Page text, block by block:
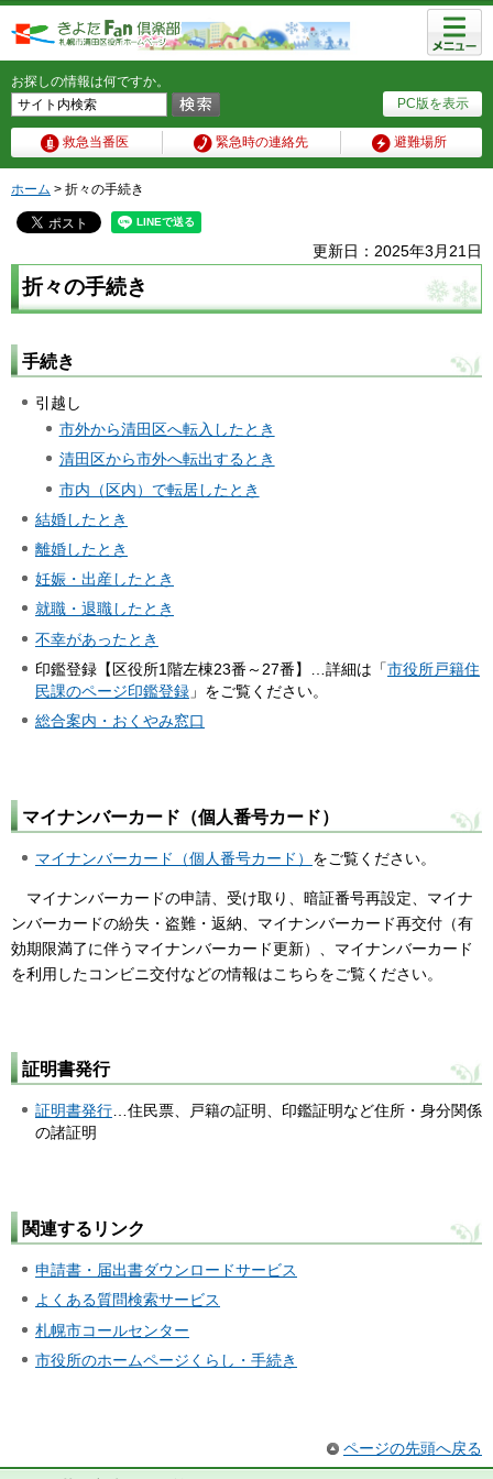
PC版を表示
お探しの情報は何ですか。
救急当番医 緊急時の連絡先 避難場所
メニュ
ー
ホーム > 折々の手続き
更新日：2025年3月21日
折々の手続き
手続き
引越し
市外から清田区へ転入したとき
清田区から市外へ転出するとき
市内（区内）で転居したとき
結婚したとき
離婚したとき
妊娠・出産したとき
就職・退職したとき
不幸があったとき
印鑑登録【区役所1階左棟23番～27番】…詳細は「市役所戸籍住
民課のページ印鑑登録 」をご覧ください。
総合案内・おくやみ窓口
マイナンバーカード（個人番号カード）
マイナンバーカード（個人番号カード） をご覧ください。
マイナンバーカードの申請、受け取り、暗証番号再設定、マイナ
ンバーカードの紛失・盗難・返納、マイナンバーカード再交付（有
効期限満了に伴うマイナンバーカード更新）、マイナンバーカード
を利用したコンビニ交付などの情報はこちらをご覧ください。
証明書発行
証明書発行 …住民票、戸籍の証明、印鑑証明など住所・身分関係
の諸証明
関連するリンク
申請書・届出書ダウンロードサービス
よくある質問検索サービス
札幌市コールセンター
市役所のホームページくらし・手続き
ページの先頭へ戻る